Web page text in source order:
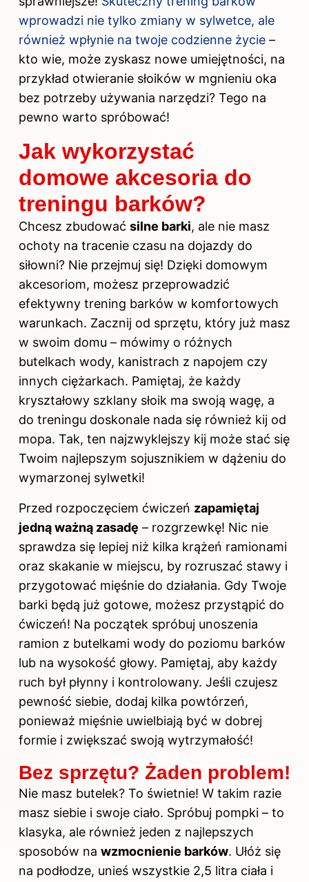
wprowadzi nie tylko zmiany w sylwetce, ale
również wpłynie na twoje codzienne życie –
kto wie, może zyskasz nowe umiejętności, na
przykład otwieranie słoików w mgnieniu oka
bez potrzeby używania narzędzi? Tego na
pewno warto spróbować!
Jak wykorzystać
domowe akcesoria do
treningu barków?
Chcesz zbudować silne barki, ale nie masz
ochoty na tracenie czasu na dojazdy do
siłowni? Nie przejmuj się! Dzięki domowym
akcesoriom, możesz przeprowadzić
efektywny trening barków w komfortowych
warunkach. Zacznij od sprzętu, który już masz
w swoim domu – mówimy o różnych
butelkach wody, kanistrach z napojem czy
innych ciężarkach. Pamiętaj, że każdy
kryształowy szklany słoik ma swoją wagę, a
do treningu doskonale nada się również kij od
mopa. Tak, ten najzwyklejszy kij może stać się
Twoim najlepszym sojusznikiem w dążeniu do
wymarzonej sylwetki!
Przed rozpoczęciem ćwiczeń zapamiętaj
jedną ważną zasadę – rozgrzewkę! Nic nie
sprawdza się lepiej niż kilka krążeń ramionami
oraz skakanie w miejscu, by rozruszać stawy i
przygotować mięśnie do działania. Gdy Twoje
barki będą już gotowe, możesz przystąpić do
ćwiczeń! Na początek spróbuj unoszenia
ramion z butelkami wody do poziomu barków
lub na wysokość głowy. Pamiętaj, aby każdy
ruch był płynny i kontrolowany. Jeśli czujesz
pewność siebie, dodaj kilka powtórzeń,
ponieważ mięśnie uwielbiają być w dobrej
formie i zwiększać swoją wytrzymałość!
Bez sprzętu? Żaden problem!
Nie masz butelek? To świetnie! W takim razie
masz siebie i swoje ciało. Spróbuj pompki – to
klasyka, ale również jeden z najlepszych
sposobów na wzmocnienie barków. Ułóż się
na podłodze, unieś wszystkie 2,5 litra ciała i